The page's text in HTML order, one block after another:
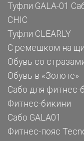
Туфли GALA-01
CHIC
Туфли CLEARLY
С ремешком на
Обувь со
Обувь в «Золоте»
Сабо для фитнес-
Фитнес-бикини
Сабо GALA01
Фитнес-пояс